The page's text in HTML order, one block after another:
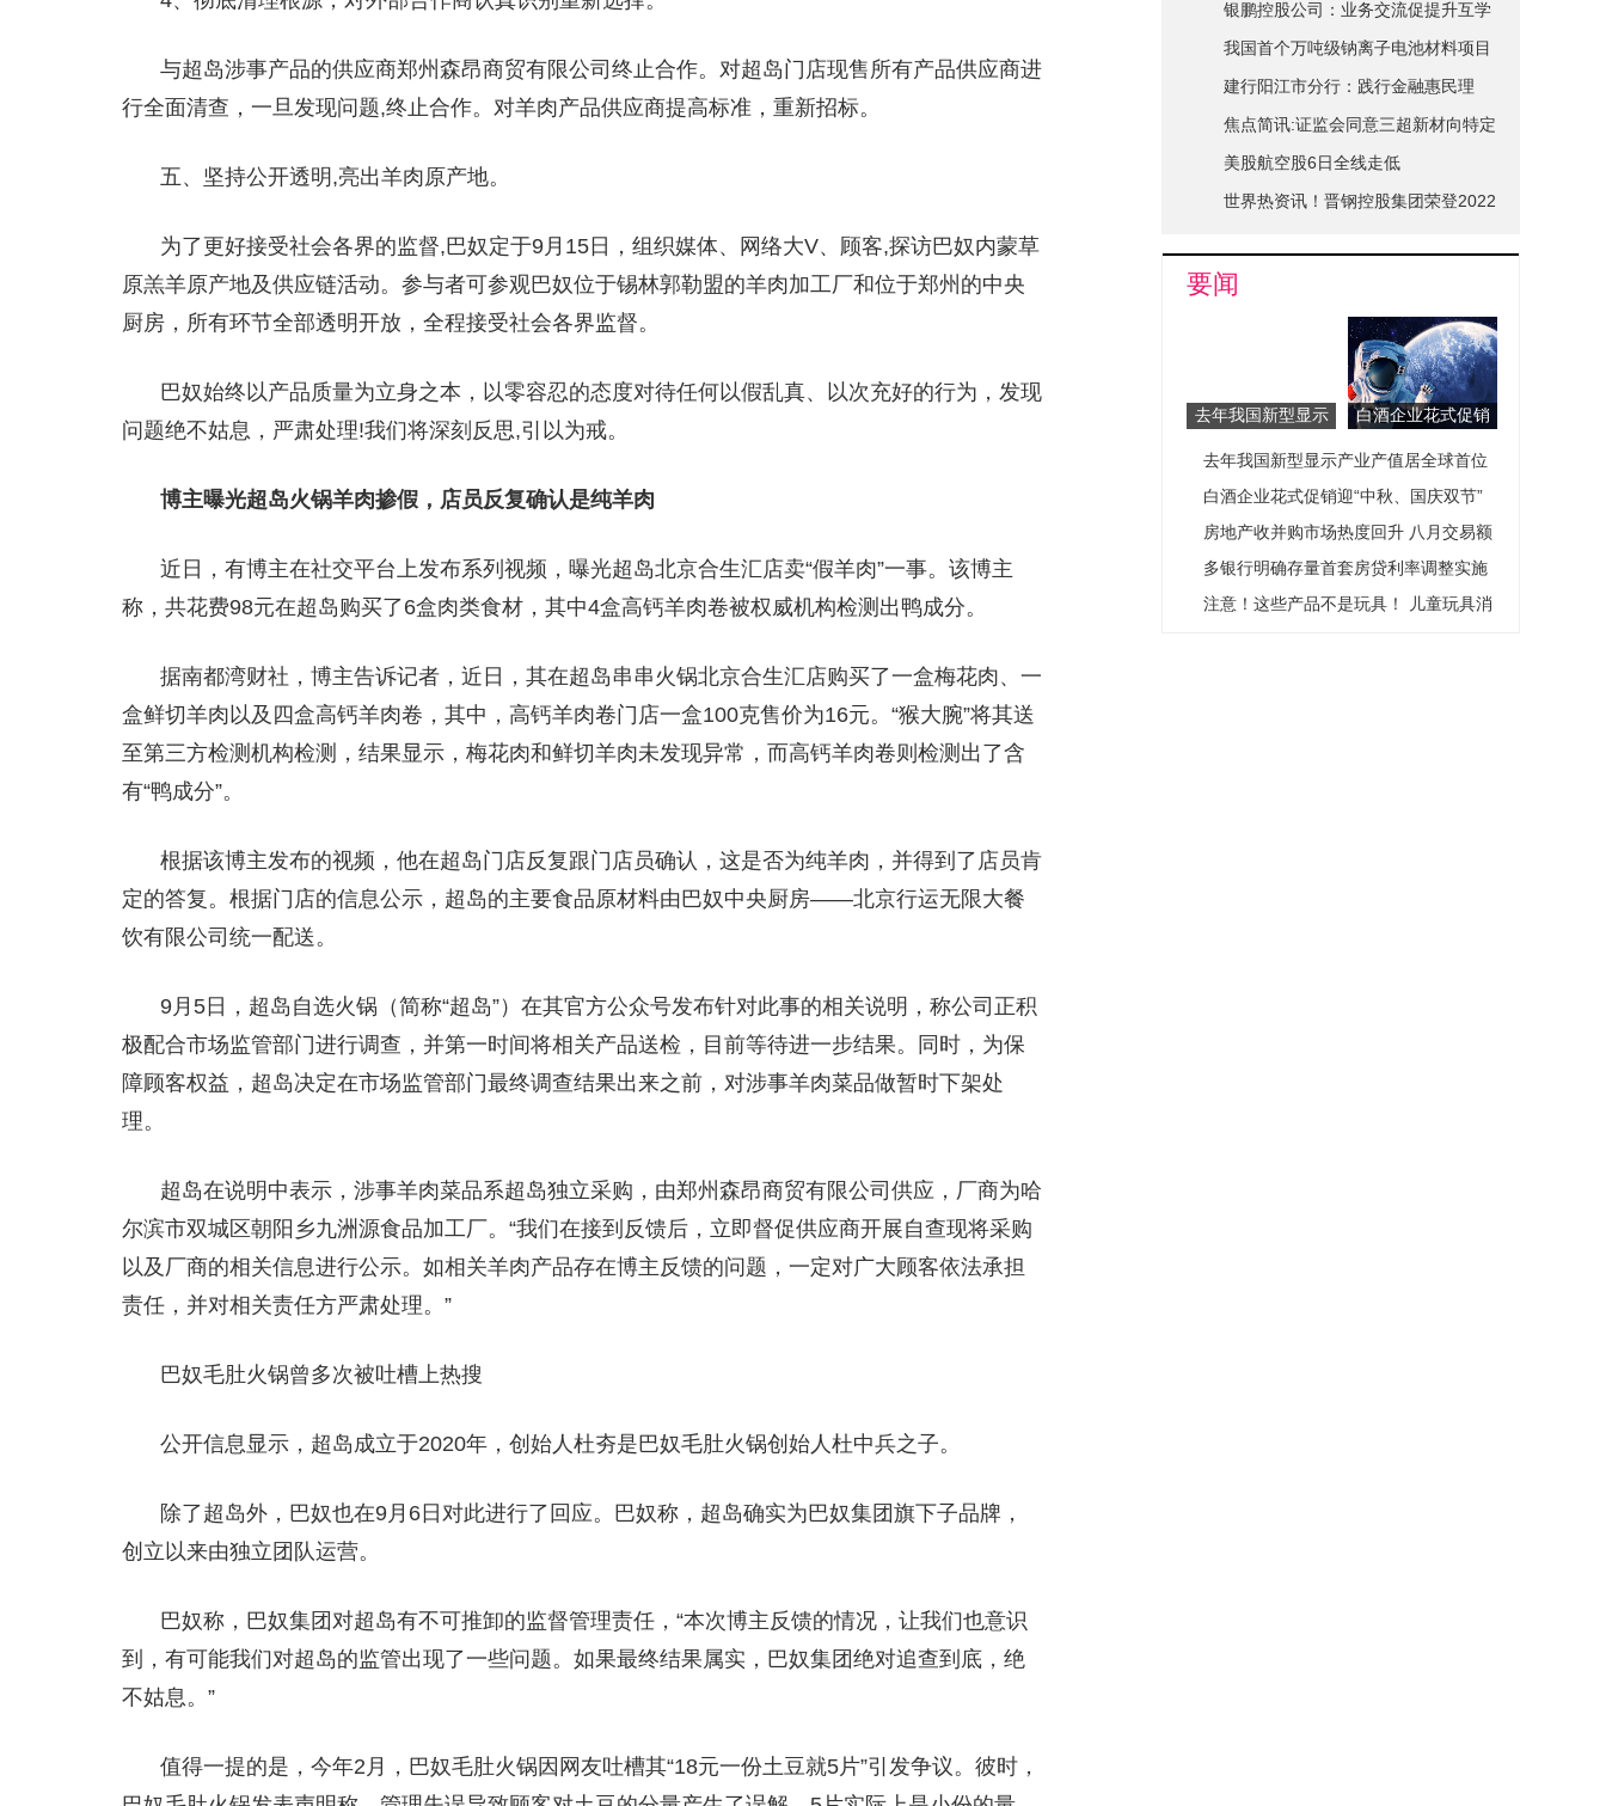
与超岛涉事产品的供应商郑州森昂商贸有限公司终止合作。对超岛门店现售所有产品供应商进
行全面清查，一旦发现问题,终止合作。对羊肉产品供应商提高标准，重新招标。
五、坚持公开透明,亮出羊肉原产地。
为了更好接受社会各界的监督,巴奴定于9月15日，组织媒体、网络大V、顾客,探访巴奴内蒙草
原羔羊原产地及供应链活动。参与者可参观巴奴位于锡林郭勒盟的羊肉加工厂和位于郑州的中央
厨房，所有环节全部透明开放，全程接受社会各界监督。
巴奴始终以产品质量为立身之本，以零容忍的态度对待任何以假乱真、以次充好的行为，发现
问题绝不姑息，严肃处理!我们将深刻反思,引以为戒。
博主曝光超岛火锅羊肉掺假，店员反复确认是纯羊肉
近日，有博主在社交平台上发布系列视频，曝光超岛北京合生汇店卖“假羊肉”一事。该博主
称，共花费98元在超岛购买了6盒肉类食材，其中4盒高钙羊肉卷被权威机构检测出鸭成分。
据南都湾财社，博主告诉记者，近日，其在超岛串串火锅北京合生汇店购买了一盒梅花肉、一
盒鲜切羊肉以及四盒高钙羊肉卷，其中，高钙羊肉卷门店一盒100克售价为16元。“猴大腕”将其送
至第三方检测机构检测，结果显示，梅花肉和鲜切羊肉未发现异常，而高钙羊肉卷则检测出了含
有“鸭成分”。
根据该博主发布的视频，他在超岛门店反复跟门店员确认，这是否为纯羊肉，并得到了店员肯
定的答复。根据门店的信息公示，超岛的主要食品原材料由巴奴中央厨房——北京行运无限大餐
饮有限公司统一配送。
9月5日，超岛自选火锅（简称“超岛”）在其官方公众号发布针对此事的相关说明，称公司正积
极配合市场监管部门进行调查，并第一时间将相关产品送检，目前等待进一步结果。同时，为保
障顾客权益，超岛决定在市场监管部门最终调查结果出来之前，对涉事羊肉菜品做暂时下架处
理。
超岛在说明中表示，涉事羊肉菜品系超岛独立采购，由郑州森昂商贸有限公司供应，厂商为哈
尔滨市双城区朝阳乡九洲源食品加工厂。“我们在接到反馈后，立即督促供应商开展自查现将采购
以及厂商的相关信息进行公示。如相关羊肉产品存在博主反馈的问题，一定对广大顾客依法承担
责任，并对相关责任方严肃处理。”
巴奴毛肚火锅曾多次被吐槽上热搜
公开信息显示，超岛成立于2020年，创始人杜夯是巴奴毛肚火锅创始人杜中兵之子。
除了超岛外，巴奴也在9月6日对此进行了回应。巴奴称，超岛确实为巴奴集团旗下子品牌，
创立以来由独立团队运营。
巴奴称，巴奴集团对超岛有不可推卸的监督管理责任，“本次博主反馈的情况，让我们也意识
到，有可能我们对超岛的监管出现了一些问题。如果最终结果属实，巴奴集团绝对追查到底，绝
不姑息。”
值得一提的是，今年2月，巴奴毛肚火锅因网友吐槽其“18元一份土豆就5片”引发争议。彼时，
银鹏控股公司：业务交流促提升互学
互鉴共进步|世界简讯
我国首个万吨级钠离子电池材料项目
在山西综改区开建
建行阳江市分行：践行金融惠民理
念-全球关注
焦点简讯:证监会同意三超新材向特定
对象发行股票的注册申请
美股航空股6日全线走低
世界热资讯！晋钢控股集团荣登2022
要闻
去年我国新型显示
位
白酒企业花式促销
节”
去年我国新型显示产业产值居全球首位
白酒企业花式促销迎“中秋、国庆双节”
房地产收并购市场热度回升 八月交易额
明显增长
多银行明确存量首套房贷利率调整实施
细则
注意！这些产品不是玩具！ 儿童玩具消